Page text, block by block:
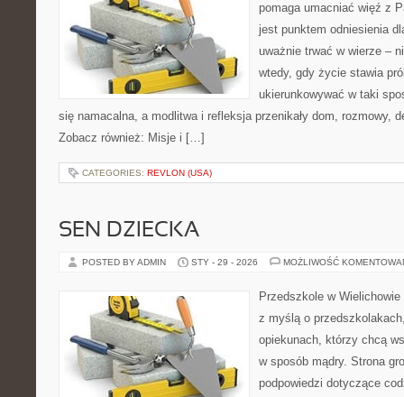
pomaga umacniać więź z
jest punktem odniesienia
uważnie trwać w wierze –
wtedy, gdy życie stawia
ukierunkowywać w taki
się namacalna, a modlitwa i refleksja przenikały dom, rozmowy,
Zobacz również: Misje i […]
CATEGORIES: REVLON (USA)
SEN DZIECKA
POSTED BY ADMIN STY - 29 - 2026 MOŻLIWOŚĆ
Przedszkole w
z myślą o
opiekunach, którzy chcą
w sposób mądry. Strona
podpowiedzi dotyczące